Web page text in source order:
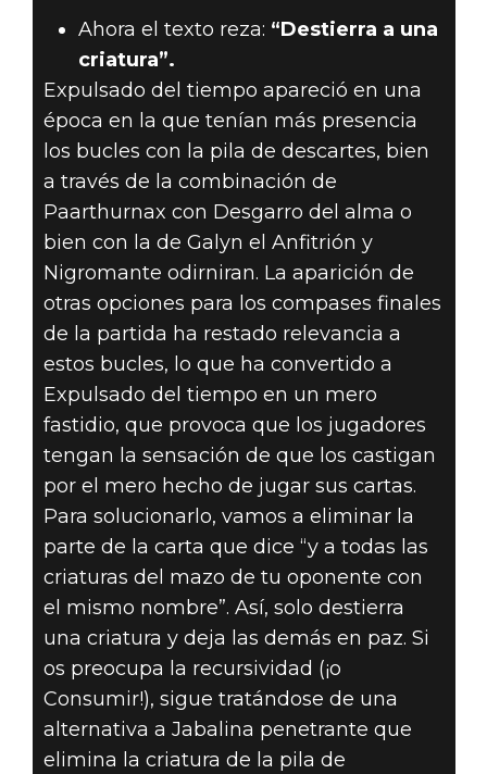
Ahora el texto reza: “Destierra a una
criatura”.
Expulsado del tiempo apareció en una
época en la que tenían más presencia
los bucles con la pila de descartes, bien
a través de la combinación de
Paarthurnax con Desgarro del alma o
bien con la de Galyn el Anfitrión y
Nigromante odirniran. La aparición de
otras opciones para los compases finales
de la partida ha restado relevancia a
estos bucles, lo que ha convertido a
Expulsado del tiempo en un mero
fastidio, que provoca que los jugadores
tengan la sensación de que los castigan
por el mero hecho de jugar sus cartas.
Para solucionarlo, vamos a eliminar la
parte de la carta que dice “y a todas las
criaturas del mazo de tu oponente con
el mismo nombre”. Así, solo destierra
una criatura y deja las demás en paz. Si
os preocupa la recursividad (¡o
Consumir!), sigue tratándose de una
alternativa a Jabalina penetrante que
elimina la criatura de la pila de